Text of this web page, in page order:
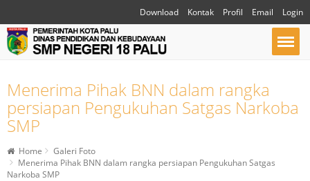
Download Kontak Profil Email Login
Menerima Pihak BNN dalam rangka
persiapan Pengukuhan Satgas Narkoba
SMP
Home
Galeri Foto
Menerima Pihak BNN dalam rangka persiapan Pengukuhan Satgas
Narkoba SMP